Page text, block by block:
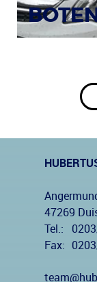
47269
Tel.:
Fax: